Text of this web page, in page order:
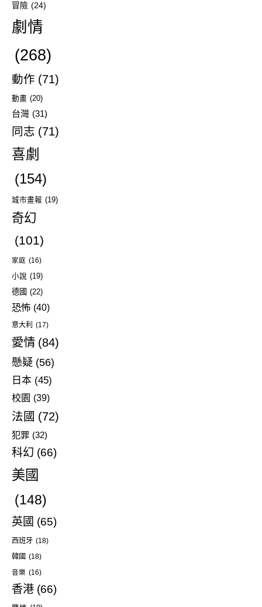
冒險 (24)
劇情
(268)
動作 (71)
動畫 (20)
台灣 (31)
同志 (71)
喜劇
(154)
城市畫報 (19)
奇幻
(101)
家庭 (16)
小說 (19)
德國 (22)
恐怖 (40)
意大利 (17)
愛情 (84)
懸疑 (56)
日本 (45)
校園 (39)
法國 (72)
犯罪 (32)
科幻 (66)
美國
(148)
英國 (65)
西班牙 (18)
韓國 (18)
音樂 (16)
香港 (66)